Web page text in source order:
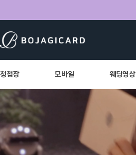
청첩장 모바일 웨딩영상